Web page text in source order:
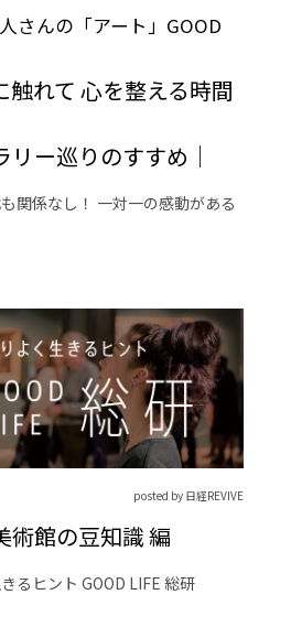
さんの「アート」GOOD
触れて 心を整える時間
リー巡りのすすめ｜
関係なし！ 一対一の感動がある
posted by 日経REVIVE
術館の豆知識 編
るヒント GOOD LIFE 総研